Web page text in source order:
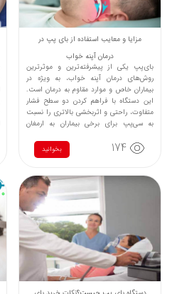
مزایا و معایب استفاده از بای پپ در
درمان آپنه خواب
بای‌پپ یکی از پیشرفته‌ترین و موثرترین
روش‌های درمان آپنه خواب، به ویژه در
بیماران خاص و موارد مقاوم به درمان است.
این دستگاه با فراهم کردن دو سطح فشار
متفاوت، راحتی و اثربخشی بالاتری را نسبت
به سی‌پپ برای برخی بیماران به ارمغان
سازگاری با ماسک و نیاز به تنظیمات
تخصصی از جمله معایب آن است.
174 بخوانید